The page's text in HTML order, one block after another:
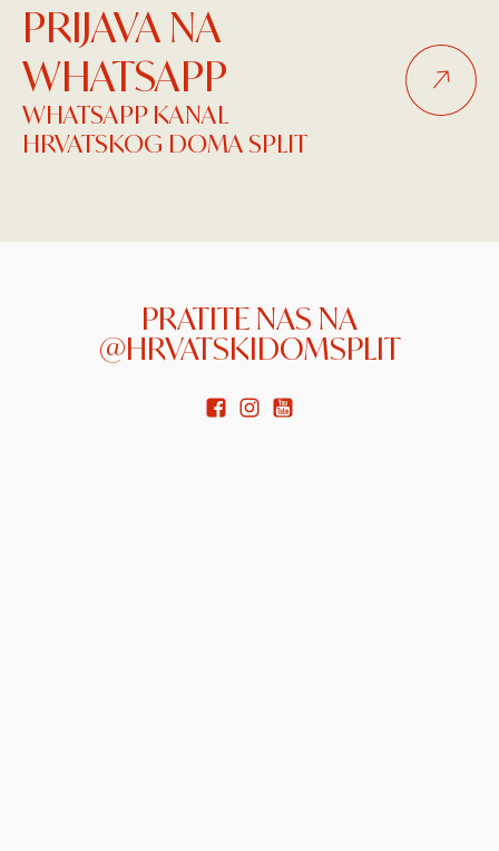
PRIJAVA NA
WHATSAPP
WHATSAPP KANAL
HRVATSKOG DOMA SPLIT
PRATITE NAS NA
@HRVATSKIDOMSPLIT